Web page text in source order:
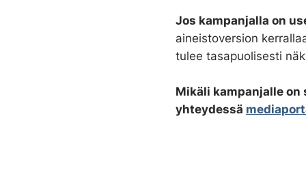
Jos kampanjalla on
aineistoversion
tulee tasapuolisesti
Mikäli kampanjalle
yhteydessä